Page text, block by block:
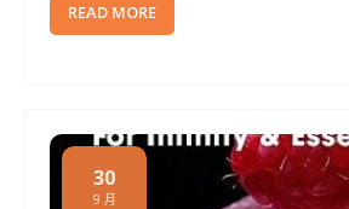
READ MORE
30
9 月